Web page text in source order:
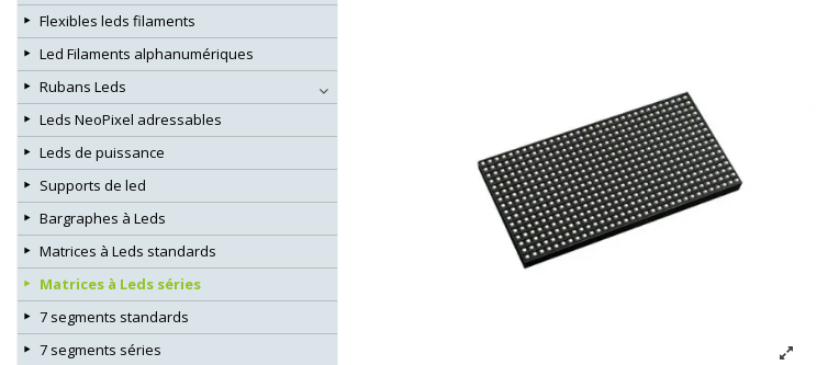
Flexibles leds filaments
Led Filaments alphanumériques
Rubans Leds
Leds NeoPixel adressables
Leds de puissance
Supports de led
Bargraphes à Leds
Matrices à Leds standards
Matrices à Leds séries
7 segments standards
7 segments séries